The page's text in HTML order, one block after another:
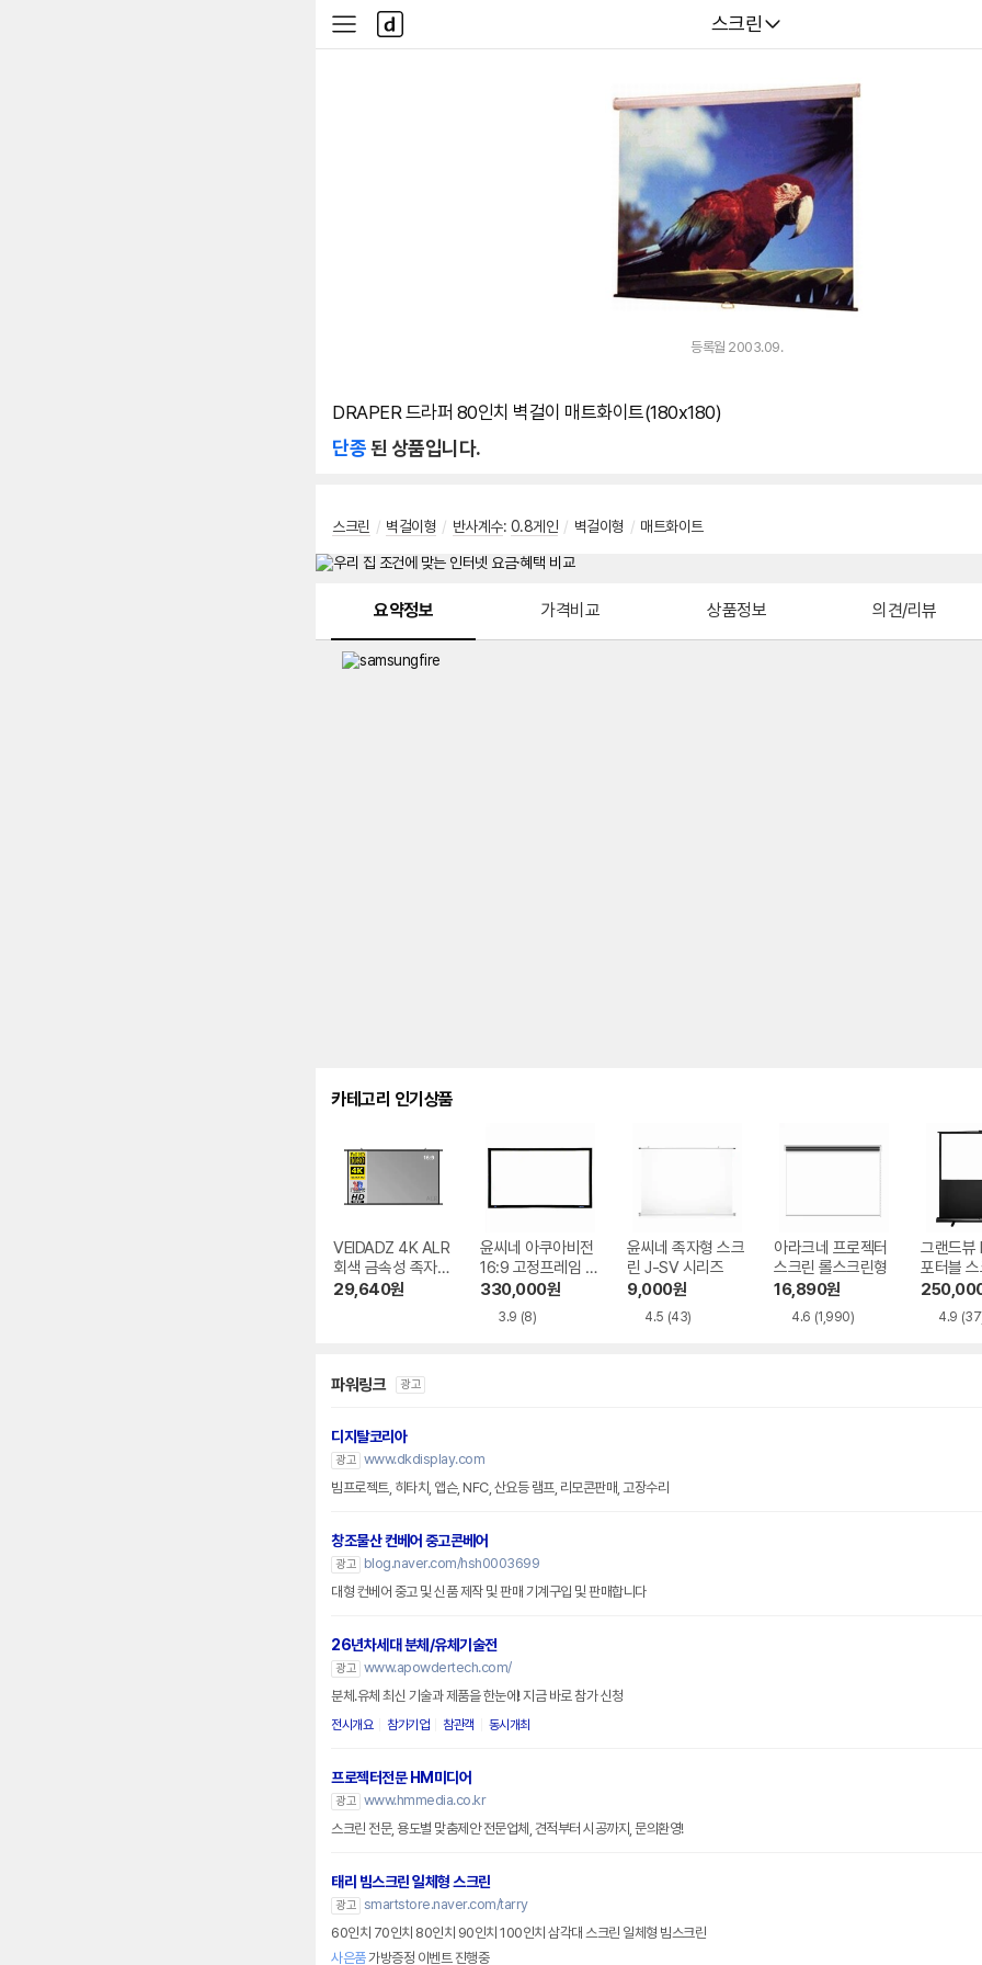
다나와
스크린
사
이
다
나
와
등록월 2003.09.
DRAPER 드라퍼 80인치 벽걸이 매트화이트(180x180)
단종된 상품입니다.
스크린 / 벽걸이형 / 반사계수: 0.8게인 / 벽걸이형 / 매트화이트
요약정보 가격비교 상품정보 의견/리뷰
카테고리 인기상품
VEIDADZ 4K ALR
회색 금속성 족자형
빔프로젝터 스크린
29,640원
윤씨네 아쿠아비전
16:9 고정프레임 스
크린 SA-FH 시리
즈 시네비젼원단
330,000원
3.9 (8)
윤씨네 족자형 스크
린 J-SV 시리즈
9,000원
4.5 (43)
아라크네 프로젝터
스크린 롤스크린형
16,890원
4.6 (1,990)
그랜드뷰
포터블
H 시리즈
4.9
파워링크 광고
디지탈코리아
광고 www.dkdisplay.com
빔프로젝트, 히타치, 앱슨, NFC, 산요등 램프, 리모콘판매, 고장수리
창조물산 컨베어 중고콘베어
광고
blog.naver.com/hsh0003699
대형 컨베어 중고 및 신품 제작 및 판매 기계구입 및 판매합니다
26년차세대 분체/유체기술전
광고 www.apowdertech.com/
분체.유체 최신 기술과 제품을 한눈에! 지금 바로 참가 신청
전시개요 참가기업 참관객 동시개최
프로젝터전문 HM미디어
광고 www.hmmedia.co.kr
스크린 전문, 용도별 맞춤제안 전문업체, 견적부터 시공까지, 문의환영!
태리 빔스크린 일체형 스크린
광고 smartstore.naver.com/tarry
60인치 70인치 80인치 90인치 100인치 삼각대 스크린 일체형 빔스크린
사은품가방증정 이벤트 진행중